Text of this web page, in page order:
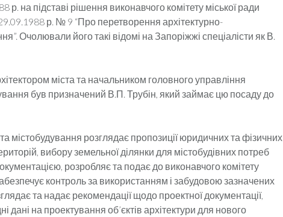
р. на підставі рішення виконавчого комітету міської ради
р. № 9 “Про перетворення архітектурно-
Очолювали його такі відомі на Запоріжжі спеціалісти як В.
міста та начальником головного управління
був призначений В.П. Трубін, який займає цю посаду до
містобудування розглядає пропозиції юридичних та фізичних
вибору земельної ділянки для містобудівних потреб
розробляє та подає до виконавчого комітету
контроль за використанням і забудовою зазначених
та надає рекомендації щодо проектної документації,
дані на проектування об’єктів архітектури для нового